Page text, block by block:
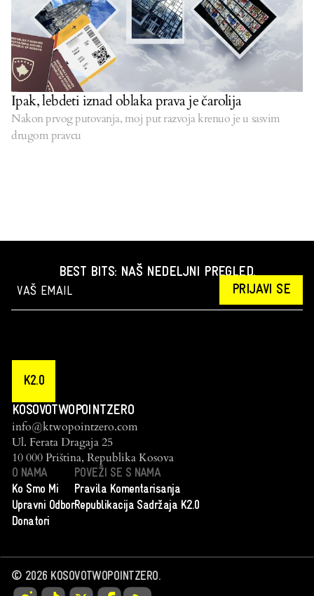
Ipak, lebdeti iznad oblaka prava je čarolija
Nakon prvog putovanja, moj put razvoja krenuo je u sasvim
drugom pravcu
BEST BITS: NAŠ NEDELJNI PREGLED.
PRIJAVI SE
K2.0
KOSOVOTWOPOINTZERO
info@ktwopointzero.com
Ul. Ferata Dragaja 25
10 000 Priština, Republika Kosova
O NAMA
Ko Smo Mi
Upravni Odbor
Donatori
POVEŽI SE S NAMA
Pravila Komentarisanja
Republikacija Sadržaja K2.0
© 2026KOSOVOTWOPOINTZERO.